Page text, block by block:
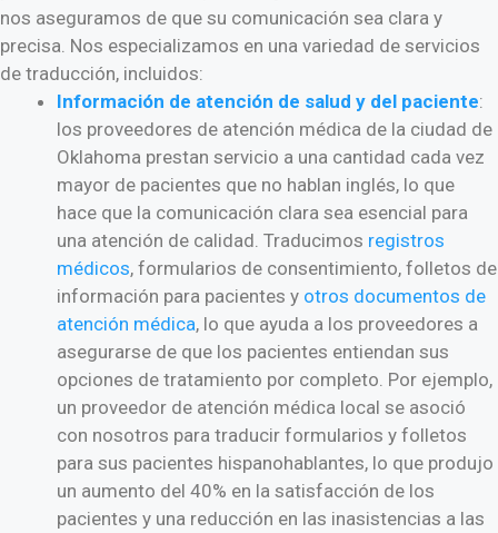
nos aseguramos de que su comunicación sea clara y
precisa. Nos especializamos en una variedad de servicios
de traducción, incluidos:
Información de atención de salud y del paciente:
los proveedores de atención médica de la ciudad de
Oklahoma prestan servicio a una cantidad cada vez
mayor de pacientes que no hablan inglés, lo que
hace que la comunicación clara sea esencial para
una atención de calidad. Traducimos registros
médicos, formularios de consentimiento, folletos de
información para pacientes y otros documentos de
atención médica, lo que ayuda a los proveedores a
asegurarse de que los pacientes entiendan sus
opciones de tratamiento por completo. Por ejemplo,
un proveedor de atención médica local se asoció
con nosotros para traducir formularios y folletos
para sus pacientes hispanohablantes, lo que produjo
un aumento del 40% en la satisfacción de los
pacientes y una reducción en las inasistencias a las